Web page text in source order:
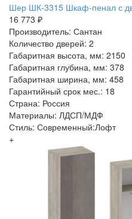
Шер ШК-3315 Шкаф-пенал с
16 773 ₽
Производитель: Сантан
Количество дверей: 2
Габаритная высота, мм: 2150
Габаритная глубина, мм: 378
Габаритная ширина, мм: 458
Гарантийный срок мес.: 18
Страна: Россия
Материалы: ЛДСП/МДФ
Стиль: Современный:Лофт
+